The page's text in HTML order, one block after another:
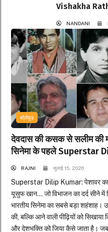
Vishakha
NANDANI
बॉलीवुड
देवदास की कसक से सलीम की
सिनेमा के पहले Superstar
RAJNI जुलाई 15, 2026
Superstar Dilip Kumar: पेशावर
यूसुफ खान… जो विभाजन का दर्द सीने में
भारतीय सिनेमा का सबसे बड़ा शहंशाह।
की, बल्कि आने वाली पीढ़ियों को सिखाया
और देशभक्ति को जिया कैसे जाता है। जब